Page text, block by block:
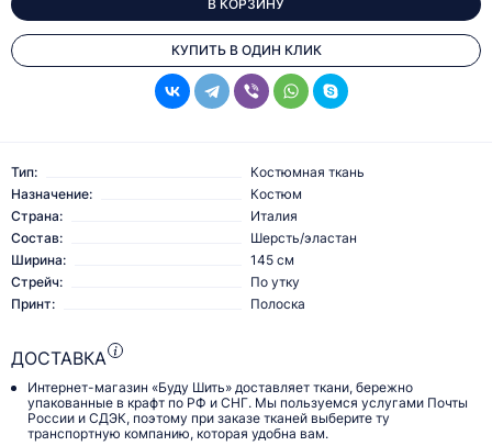
В КОРЗИНУ
КУПИТЬ В ОДИН КЛИК
Тип:
Костюмная ткань
Назначение:
Костюм
Страна:
Италия
Состав:
Шерсть/эластан
Ширина:
145 см
Стрейч:
По утку
Принт:
Полоска
ДОСТАВКА
Интернет-магазин «Буду Шить» доставляет ткани, бережно
упакованные в крафт по РФ и СНГ. Мы пользуемся услугами Почты
России и СДЭК, поэтому при заказе тканей выберите ту
транспортную компанию, которая удобна вам.